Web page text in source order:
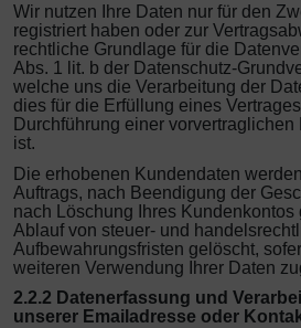
Wir nutzen Ihre Daten nur für den
registriert haben oder zur
rechtliche Grundlage für die
Abs. 1 lit. b der Datenschutz-
welche uns die Verarbeitung der
dies für die Erfüllung eines
Durchführung einer
ist.
Die erhobenen Kundendaten
Auftrags, nach Beendigung der
nach Löschung Ihres Kundenkontos
Ablauf von steuer- und
Aufbewahrungsfristen gelöscht,
weiteren Verwendung Ihrer Daten
2.2.2 Datenerfassung und
unserer Emailadresse oder